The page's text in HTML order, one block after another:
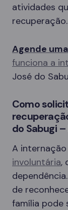
atividades
recuperação.
Agende
funciona a
José do
Como
do Sabugi –
A
involuntária,
de
família pode